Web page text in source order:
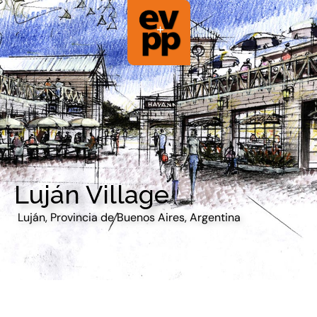
Luján Village
Luján, Provincia de Buenos Aires, Argentina